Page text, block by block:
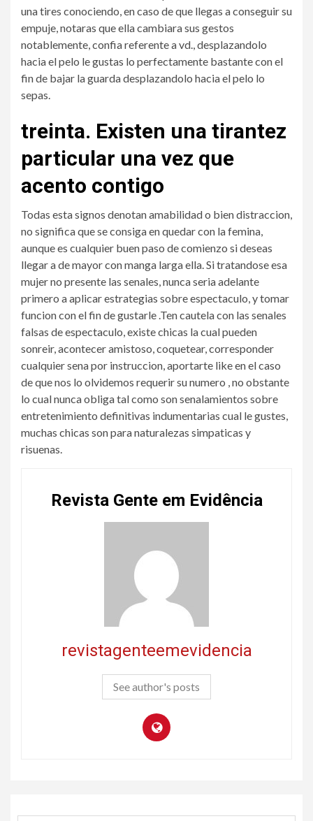
una tires conociendo, en caso de que llegas a conseguir su
empuje, notaras que ella cambiara sus gestos
notablemente, confia referente a vd., desplazandolo
hacia el pelo le gustas lo perfectamente bastante con el
fin de bajar la guarda desplazandolo hacia el pelo lo
sepas.
treinta. Existen una tirantez
particular una vez que
acento contigo
Todas esta signos denotan amabilidad o bien distraccion,
no significa que se consiga en quedar con la femina,
aunque es cualquier buen paso de comienzo si deseas
llegar a de mayor con manga larga ella. Si tratandose esa
mujer no presente las senales, nunca seri­a adelante
primero a aplicar estrategias sobre espectaculo, y tomar
funcion con el fin de gustarle .Ten cautela con las senales
falsas de espectaculo, existe chicas la cual pueden
sonreir, acontecer amistoso, coquetear, corresponder
cualquier sena por instruccion, aportarte like en el caso
de que nos lo olvidemos requerir su numero , no obstante
lo cual nunca obliga tal como son senalamientos sobre
entretenimiento definitivas indumentarias cual le gustes,
muchas chicas son para naturalezas simpaticas y
risuenas.
Revista Gente em Evidência
revistagenteemevidencia
See author's posts